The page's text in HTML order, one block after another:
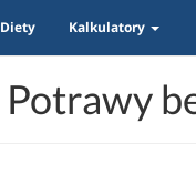
Diety Kalkulatory
Potrawy